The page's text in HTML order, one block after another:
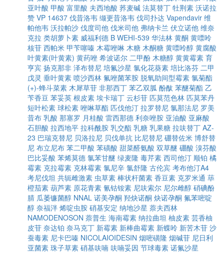
亚叶酸 甲酸 富里酸 夫西地酸 荞麦碱 法莫替丁 牡荆素 沃诺拉
赞 VP 14637 伐昔洛韦 缬更昔洛韦 伐司扑达 Vapendavir 维
帕他韦 沃拉帕沙 伐度司他 伐米司他 弗纳卡兰 伏立诺他 维奈
克拉 类胡萝卜素 威福利德 B WEHI-539 华法林 黄酮 黄嘌呤
核苷 西帕米 甲苄噻嗪 木霉唑啉 木糖 木酮糖 黄嘌呤醇 黄腐酸
叶黄素(叶黄素) 黄药唑 希波诺尔 二甲酚 木糖醇 黄黄霉素 育
亨宾 扬克那非 泽布替尼 培氟沙星 氯化花葵素 培比洛芬 二甲
戊灵 垂叶黄素 喷沙西林 氟唑菌苯胺 脱氧助间型霉素 氯菊酯
(+)-蜂斗菜素 木犀草苷 非那西丁 苯乙双胍 酚酞 苯醚菊酯 乙
苄香豆 苯妥英 根皮素 埃卡瑞丁 云杉苷 匹莫范色林 匹莫苯丹
短叶松素 球松素 唑啉草酯 匹伐他汀 拉罗替尼 氯那法尼 罗美
昔布 乳酸 那塞罗 月桂酸 雷西那德 利奈唑胺 亚油酸 亚麻酸
石胆酸 拉西地平 拉科酰胺 乳交酯 乳糖 乳果糖 拉呋替丁 AZ-
23 巴瑞克替尼 贝洛拉尼 贝伐单抗 比尼替尼 硼替佐米 博舒替
尼 布立尼布 苯二甲酸 苯磺酸 甜菜醛氨酸 双草醚 硼酸 溴芬酸
巴比妥酸 苯烯莫德 氯苯甘醚 绿麦隆 毒芹素 西司他汀 顺铂 橘
霉素 克拉霉素 克林霉素 氯尼辛 氯舒隆 古伦宾 考布他汀A4
考尼伐坦 共轭雌激素 虫草素 棒状杆菌素 香豆素 克罗米通 荜
橙茄素 葫芦素 原花青素 氰钴铵素 尼呋索尔 尼尔雌醇 硝碘酚
腈 瓜萎镰菌醇 NNAL 诺美孕酮 羟炔诺酮 炔诺孕酮 氟苯嘧啶
醇 奈福泮 烯啶虫胺 硝基安定 纳地沙星 萘夫西林
NAMODENOSON 萘普生 海南霉素 纳拉曲坦 柚皮素 芸香柚
皮苷 奈达铂 奈马克丁 新霉素 新棒曲霉素 新蝶呤 新苦木苷 沙
蚕毒素 尼卡巴嗪 NICOLAIOIDESIN 烟嘧磺隆 烟碱苷 尼日利
亚菌素 珠子草素 硝基呋喃 呋喃妥因 节球毒素 诺氟沙星